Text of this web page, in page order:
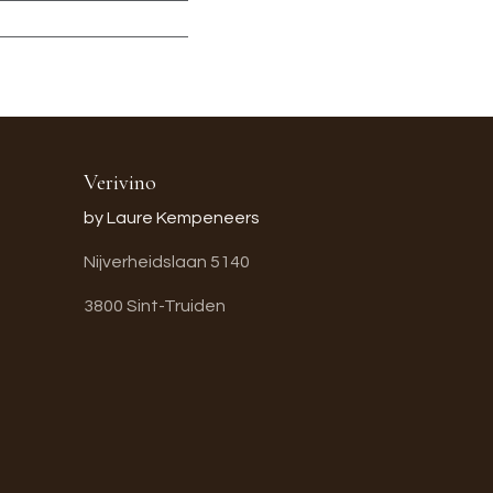
Verivino
by Laure Kempeneers
Nijverheidslaan 5140
3800 Sint-Truiden